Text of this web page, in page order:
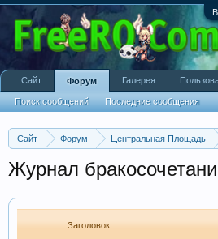
Сайт Форум Центральная Площадь
Журнал
Заголовок
Сайт Форум
Поиск сообщений Последние сообщения
Галерея